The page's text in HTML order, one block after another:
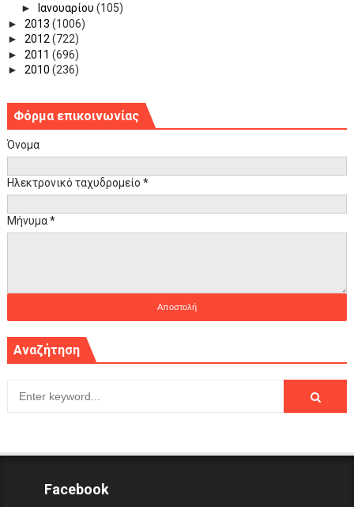
►
Ιανουαρίου (105)
► 2013 (1006)
► 2012(722)
► 2011 (696)
► 2010 (236)
Φόρμα επικοινωνίας
Όνομα
Ηλεκτρονικό ταχυδρομείο *
Μήνυμα*
Αναζήτηση
Facebook